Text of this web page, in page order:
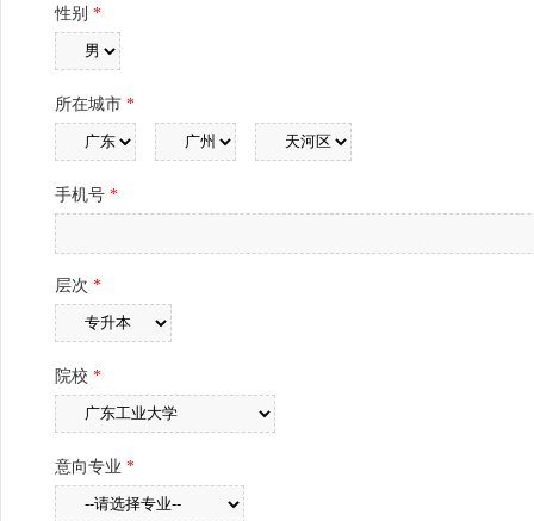
性别 *
所在城市 *
手机号 *
层次 *
院校 *
意向专业 *